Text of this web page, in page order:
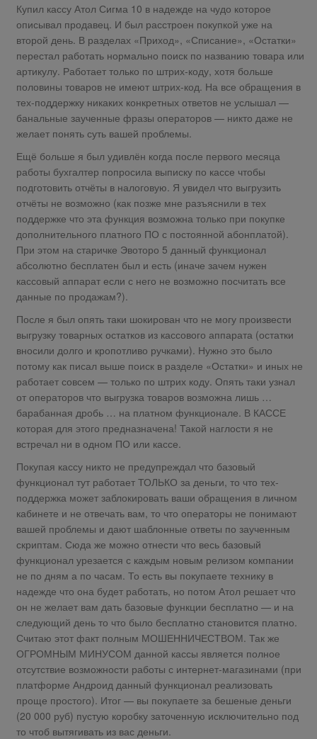
Купил кассу Атол Сигма 10 в надежде на чудо которое
описывал продавец. И был расстроен покупкой уже на
второй день. В разделах «Приход», «Списание», «Остатки»
перестал работать нормально поиск по названию товара или
артикулу. Работает только по штрих-коду, хотя больше
половины товаров не имеют штрих-код. На все обращения в
тех-поддержку никаких конкретных ответов не услышал —
банальные заученные фразы операторов — никто даже не
желает понять суть вашей проблемы.
Ещё больше я был удивлён когда после первого месяца
работы бухгалтер попросила выписку по кассе чтобы
подготовить отчёты в налоговую. Я увидел что выгрузить
отчёты не возможно (как позже мне разъяснили в тех
поддержке что эта функция возможна только при покупке
дополнительного платного ПО с постоянной абонплатой).
При этом на старичке Эвоторо 5 данный функционал
абсолютно бесплатен был и есть (иначе зачем нужен
кассовый аппарат если с него не возможно посчитать все
данные по продажам?).
После я был опять таки шокирован что не могу произвести
выгрузку товарных остатков из кассового аппарата (остатки
вносили долго и кропотливо ручками). Нужно это было
потому как писал выше поиск в разделе «Остатки» и иных не
работает совсем — только по штрих коду. Опять таки узнал
от операторов что выгрузка товаров возможна лишь …
барабанная дробь … на платном функционале. В КАССЕ
которая для этого предназначена! Такой наглости я не
встречал ни в одном ПО или кассе.
Покупая кассу никто не предупреждал что базовый
функционал тут работает ТОЛЬКО за деньги, то что тех-
поддержка может заблокировать ваши обращения в личном
кабинете и не отвечать вам, то что операторы не понимают
вашей проблемы и дают шаблонные ответы по заученным
скриптам. Сюда же можно отнести что весь базовый
функционал урезается с каждым новым релизом компании
не по дням а по часам. То есть вы покупаете технику в
надежде что она будет работать, но потом Атол решает что
он не желает вам дать базовые функции бесплатно — и на
следующий день то что было бесплатно становится платно.
Считаю этот факт полным МОШЕННИЧЕСТВОМ. Так же
ОГРОМНЫМ МИНУСОМ данной кассы является полное
отсутствие возможности работы с интернет-магазинами (при
платформе Андроид данный функционал реализовать
проще простого). Итог — вы покупаете за бешеные деньги
(20 000 руб) пустую коробку заточенную исключительно под
то чтоб вытягивать из вас деньги.